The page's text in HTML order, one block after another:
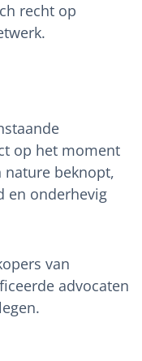
recht op
op het moment
nature beknopt,
en onderhevig
van
advocaten